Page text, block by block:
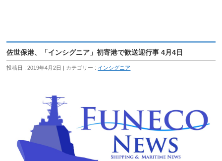
佐世保港、「インシグニア」初寄港で歓送迎行事 4月4日
投稿日 : 2019年4月2日 カテゴリー : インシグニア